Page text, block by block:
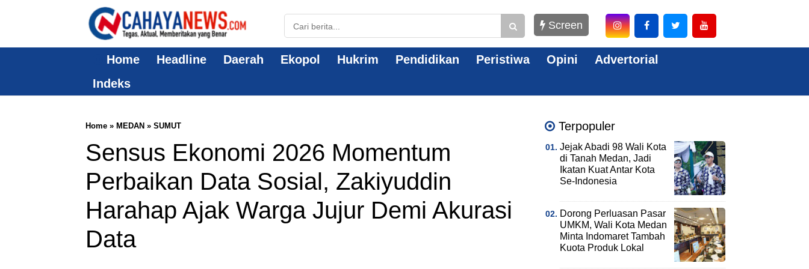
Screen
Home Headline Daerah Ekopol Hukrim Pendidikan Peristiwa Opini
Advertorial
Indeks
Home » MEDAN » SUMUT
Sensus Ekonomi 2026 Momentum
Perbaikan Data Sosial, Zakiyuddin
Harahap Ajak Warga Jujur Demi Akurasi
Data
Terpopuler
Jejak Abadi 98 Wali Kota
di Tanah Medan, Jadi
Ikatan Kuat Antar Kota
Se-Indonesia
Dorong Perluasan Pasar
UMKM, Wali Kota Medan
Minta Indomaret Tambah
Kuota Produk Lokal